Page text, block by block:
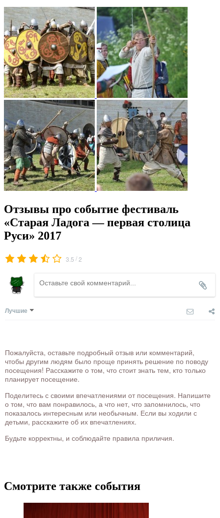
Отзывы про событие фестиваль
«Старая Ладога — первая столица
Руси» 2017
3.5 /2
Лучшие
Пожалуйста, оставьте подробный отзыв или комментарий,
чтобы другим людям было проще принять решение по поводу
посещения! Расскажите о том, что стоит знать тем, кто только
планирует посещение.
Поделитесь с своими впечатлениями от посещения. Напишите
о том, что вам понравилось, а что нет, что запомнилось, что
показалось интересным или необычным. Если вы ходили с
детьми, расскажите об их впечатлениях.
Будьте корректны, и соблюдайте правила приличия.
Смотрите также события